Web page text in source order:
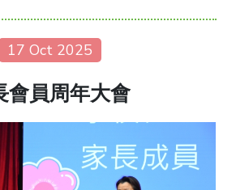
17 Oct 2025
會員周年大會